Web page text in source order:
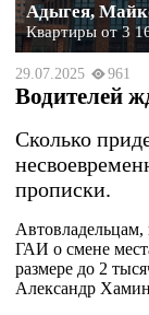
Адыгея,
Квартиры от 3
29.07.2025 961
Водителей
Сколько
прописки.
ГАИ о смене
размере до 2
Александр